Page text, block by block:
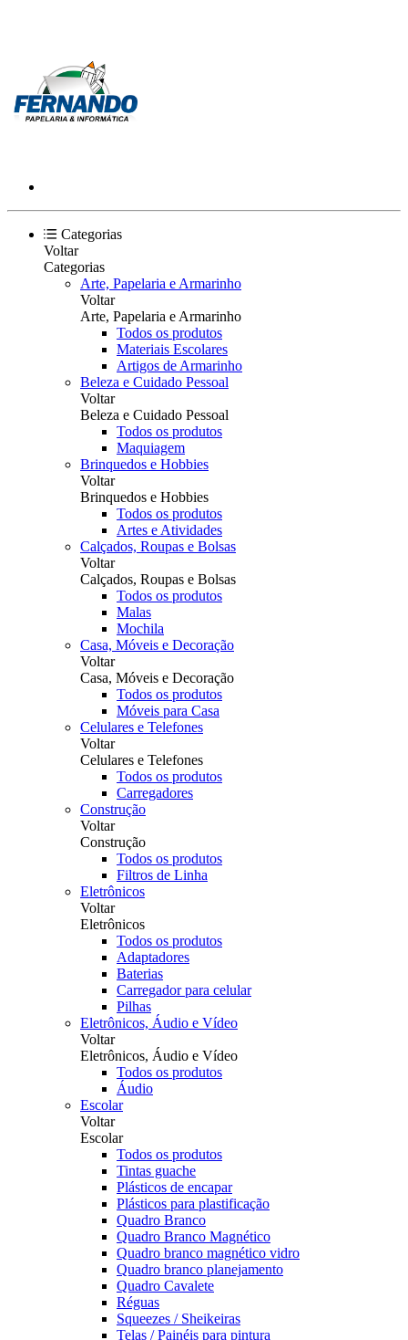
Categorias
Voltar
Categorias
Arte, Papelaria e Armarinho
Voltar
Arte, Papelaria e Armarinho
Todos os produtos
Materiais Escolares
Artigos de Armarinho
Beleza e Cuidado Pessoal
Voltar
Beleza e Cuidado Pessoal
Todos os produtos
Maquiagem
Brinquedos e Hobbies
Voltar
Brinquedos e Hobbies
Todos os produtos
Artes e Atividades
Calçados, Roupas e Bolsas
Voltar
Calçados, Roupas e Bolsas
Todos os produtos
Malas
Mochila
Casa, Móveis e Decoração
Voltar
Casa, Móveis e Decoração
Todos os produtos
Móveis para Casa
Celulares e Telefones
Voltar
Celulares e Telefones
Todos os produtos
Carregadores
Construção
Voltar
Construção
Todos os produtos
Filtros de Linha
Eletrônicos
Voltar
Eletrônicos
Todos os produtos
Adaptadores
Baterias
Carregador para celular
Pilhas
Eletrônicos, Áudio e Vídeo
Voltar
Eletrônicos, Áudio e Vídeo
Todos os produtos
Áudio
Escolar
Voltar
Escolar
Todos os produtos
Tintas guache
Plásticos de encapar
Plásticos para plastificação
Quadro Branco
Quadro Branco Magnético
Quadro branco magnético vidro
Quadro branco planejamento
Quadro Cavalete
Réguas
Squeezes / Sheikeiras
Telas / Painéis para pintura